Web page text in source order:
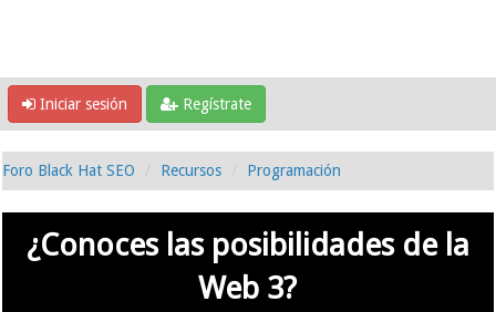
Iniciar sesión Regístrate
Foro Black Hat SEO Recursos Programación
¿Conoces las posibilidades de la
Web 3?